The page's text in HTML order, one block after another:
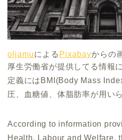
oljamuによる Pixabayからの
厚生労働省が提供してる情報
定義にはBMI(Body Mass
圧、血糖値、体脂肪率が用い
According to information
Health, Labour and Welfare,